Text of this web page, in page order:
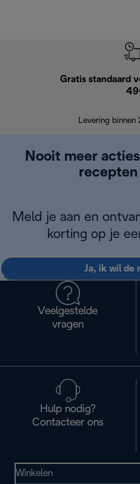
Gratis standaard
Levering binnen
Nooit meer
recepten
Meld je aan en
korting op je
Ja, ik wil de
Veelgestelde
vragen
Hulp nodig?
Contacteer ons
Winkelen